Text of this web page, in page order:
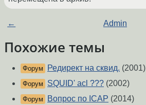
← Admin
Похожие темы
Форум Редирект на сквид. (2001)
Форум SQUID' acl ??? (2002)
Форум Вопрос по ICAP (2014)